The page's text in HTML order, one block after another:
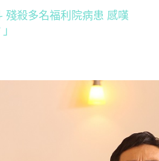
殘殺多名福利院病患 感嘆